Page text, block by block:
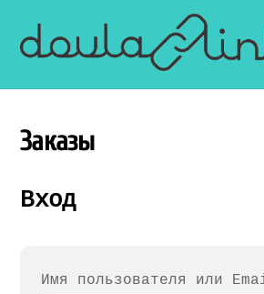
content
Заказы
Вход
Имя пользователя или